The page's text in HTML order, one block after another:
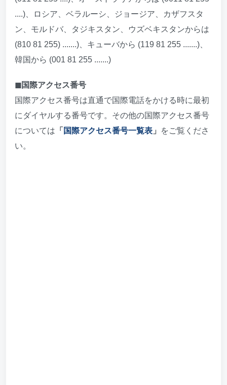
....)、ロシア、ベラルーシ、ジョージア、カザフスタ
ン、モルドバ、タジキスタン、ウズベキスタンからは
(810 81 255) .......)、キューバから (119 81 255 .......)、
韓国から (001 81 255 .......)
◼︎国際アクセス番号
国際アクセス番号は直通で国際電話をかける時に最初
にダイヤルする番号です。その他の国際アクセス番号
については 「 国際アクセス番号一覧表 」
をご覧くださ
い。